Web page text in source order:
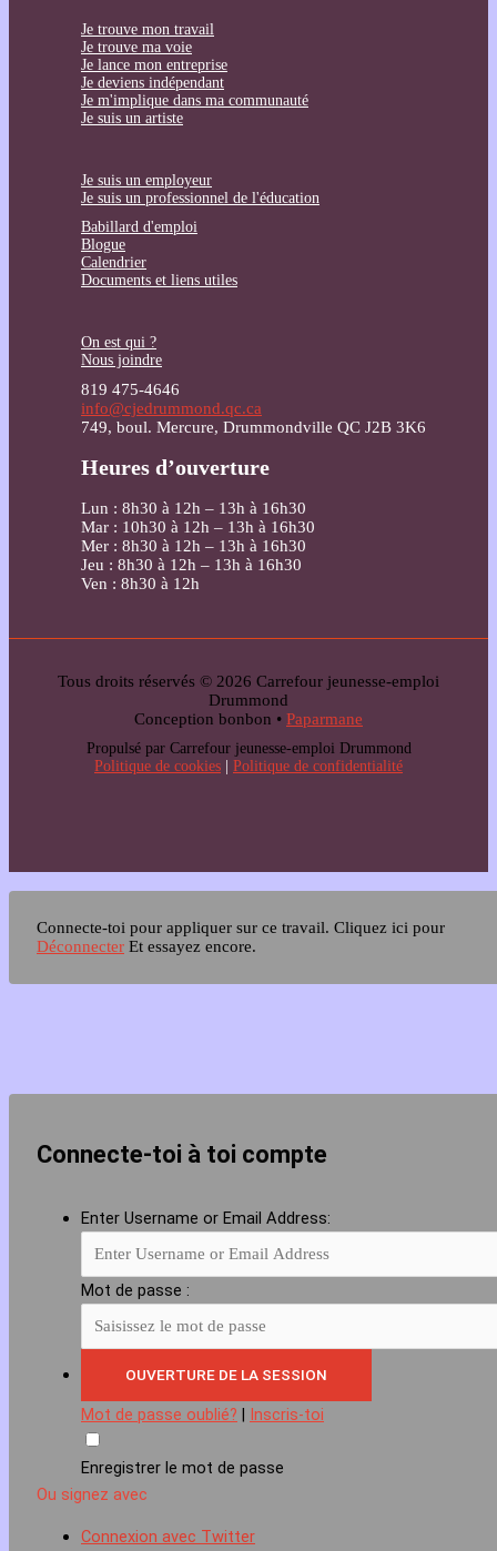
Je trouve mon travail
Je trouve ma voie
Je lance mon entreprise
Je deviens indépendant
Je m'implique dans ma communauté
Je suis un artiste
Je suis un employeur
Je suis un professionnel de l'éducation
Babillard d'emploi
Blogue
Calendrier
Documents et liens utiles
On est qui ?
Nous joindre
819 475-4646
info@cjedrummond.qc.ca
749, boul. Mercure, Drummondville QC J2B 3K6
Heures d’ouverture
Lun : 8h30 à 12h – 13h à 16h30
Mar : 10h30 à 12h – 13h à 16h30
Mer : 8h30 à 12h – 13h à 16h30
Jeu : 8h30 à 12h – 13h à 16h30
Ven : 8h30 à 12h
Tous droits réservés © 2026 Carrefour jeunesse-emploi
Drummond
Conception bonbon • Paparmane
Propulsé par Carrefour jeunesse-emploi Drummond
Politique de cookies
Politique de confidentialité
Connecte-toi pour appliquer sur ce travail. Cliquez ici pour
Déconnecter Et essayez encore.
Connecte-toi à toi compte
Enter Username or Email Address:
Mot de passe :
Mot de passe oublié? | Inscris-toi
Enregistrer le mot de passe
Ou signez avec
Connexion avec Twitter